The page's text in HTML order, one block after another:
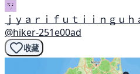
ｊｙａｒｉｆｕｔｉｉｎｇｕ
@hiker-251e00ad
收藏